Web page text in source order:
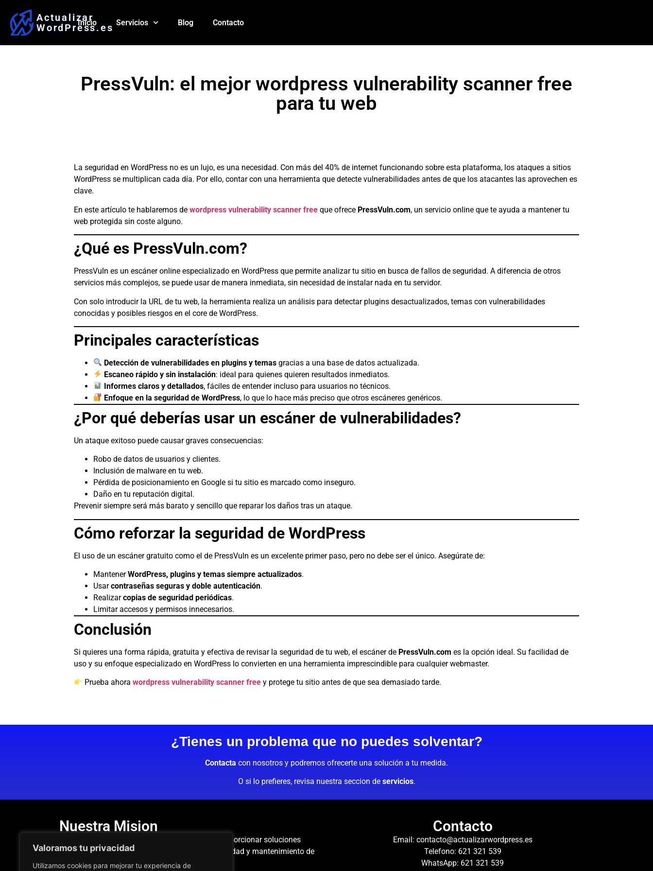
Valoramos tu privacidad
Utilizamos cookies para mejorar tu experiencia de
Actualizar
WordPress.es
Inicio Servicios Blog Contacto
PressVuln: el mejor wordpress vulnerability scanner free
para tu web
La seguridad en WordPress no es un lujo, es una necesidad. Con más del 40% de internet funcionando sobre esta plataforma, los ataques a sitios
WordPress se multiplican cada día. Por ello, contar con una herramienta que detecte vulnerabilidades antes de que los atacantes las aprovechen es
clave.
En este artículo te hablaremos de wordpress vulnerability scanner free que ofrece PressVuln.com, un servicio online que te ayuda a mantener tu
web protegida sin coste alguno.
¿Qué es PressVuln.com?
PressVuln es un escáner online especializado en WordPress que permite analizar tu sitio en busca de fallos de seguridad. A diferencia de otros
servicios más complejos, se puede usar de manera inmediata, sin necesidad de instalar nada en tu servidor.
Con solo introducir la URL de tu web, la herramienta realiza un análisis para detectar plugins desactualizados, temas con vulnerabilidades
conocidas y posibles riesgos en el core de WordPress.
Principales características
Detección de vulnerabilidades en plugins y temas gracias a una base de datos actualizada.
Escaneo rápido y sin instalación: ideal para quienes quieren resultados inmediatos.
Informes claros y detallados, fáciles de entender incluso para usuarios no técnicos.
Enfoque en la seguridad de WordPress, lo que lo hace más preciso que otros escáneres genéricos.
¿Por qué deberías usar un escáner de vulnerabilidades?
Un ataque exitoso puede causar graves consecuencias:
Robo de datos de usuarios y clientes.
Inclusión de malware en tu web.
Pérdida de posicionamiento en Google si tu sitio es marcado como inseguro.
Daño en tu reputación digital.
Prevenir siempre será más barato y sencillo que reparar los daños tras un ataque.
Cómo reforzar la seguridad de WordPress
El uso de un escáner gratuito como el de PressVuln es un excelente primer paso, pero no debe ser el único. Asegúrate de:
MantenerWordPress, plugins y temas siempre actualizados.
Usarcontraseñas seguras y doble autenticación.
Realizarcopias de seguridad periódicas.
Limitar accesos y permisos innecesarios.
Conclusión
Si quieres una forma rápida, gratuita y efectiva de revisar la seguridad de tu web, el escáner de PressVuln.com es la opción ideal. Su facilidad de
uso y su enfoque especializado en WordPress lo convierten en una herramienta imprescindible para cualquier webmaster.
Prueba ahorawordpress vulnerability scanner free y protege tu sitio antes de que sea demasiado tarde.
¿Tienes un problema que no puedes solventar?
Contacta con nosotros y podremos ofrecerte una solución a tu medida.
O si lo prefieres, revisa nuestra seccion de servicios.
Nuestra Mision
, nuestra misión es proporcionar soluciones
rápidas y efectivas a los problemas de compatibilidad y mantenimiento de
WordPress.
Contacto
Email: contacto@actualizarwordpress.es
Telefono: 621 321 539
WhatsApp: 621 321 539